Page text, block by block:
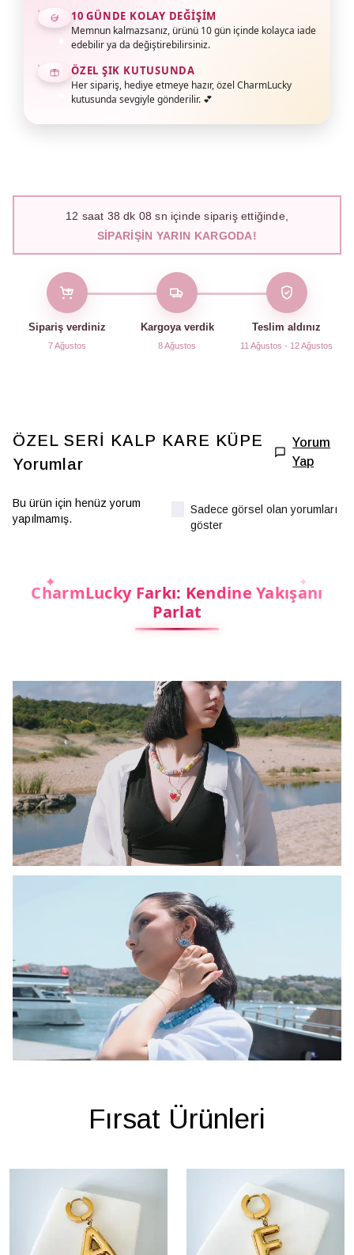
10 GÜNDE KOLAY DEĞIŞIM
Memnun kalmazsanız, ürünü 10 gün içinde kolayca iade
edebilir ya da değiştirebilirsiniz.
ÖZEL ŞIK KUTUSUNDA
Her sipariş, hediye etmeye hazır, özel CharmLucky
kutusunda sevgiyle gönderilir. 💕
12 saat 38 dk 07 sn içinde sipariş ettiğinde,
SIPARIŞIN YARIN KARGODA!
Sipariş verdiniz
7 Ağustos
Kargoya verdik
8 Ağustos
Teslim aldınız
11 Ağustos - 12 Ağustos
ÖZEL SERİ KALP KARE KÜPE
Yorumlar
Yorum
Yap
Bu ürün için henüz yorum
yapılmamış.
Sadece görsel olan yorumları
göster
CharmLucky Farkı: Kendine Yakışanı
Parlat
Fırsat Ürünleri